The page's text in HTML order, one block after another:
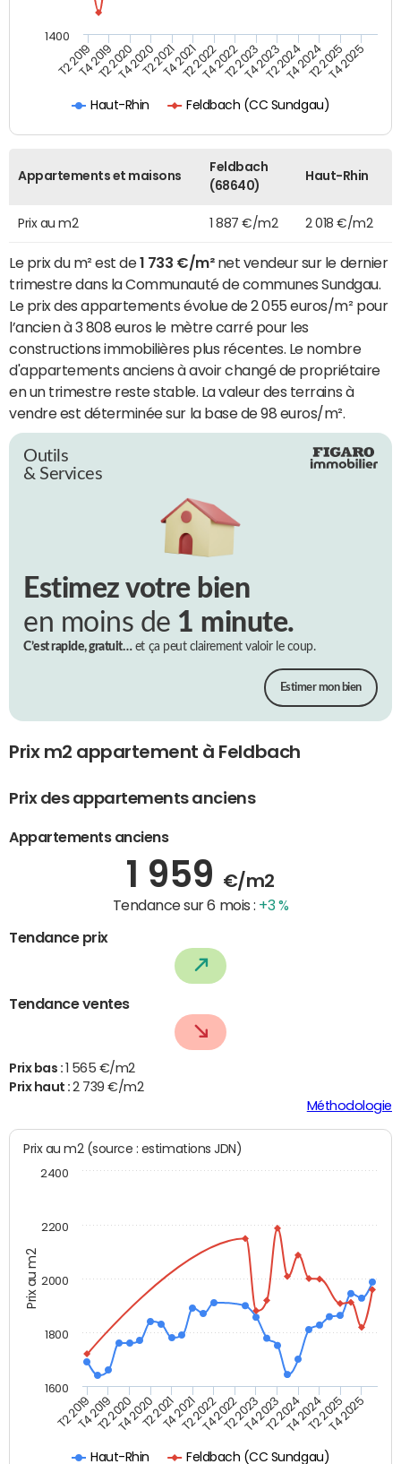
Haut-Rhin Feldbach (CC Sundgau)
T2 2019T4 2019T2 2020T4 2020T2 2021T4 2021T2 2022T4 2022T2 2023T4 2023T2 2024T4 2024T2 2025T4 2025
1400
Appartements et maisons
Feldbach
(68640)
Haut-Rhin
Prix au m2 1 887 €/m2 2 018 €/m2
Le prix du m² est de1 733 €/m²net vendeur sur le dernier
trimestre dans la Communauté de communes Sundgau.
Le prix des appartements évolue de 2 055 euros/m² pour
l’ancien à 3 808 euros le mètre carré pour les
constructions immobilières plus récentes. Le nombre
d'appartements anciens à avoir changé de propriétaire
en un trimestre reste stable. La valeur des terrains à
vendre est déterminée sur la base de 98 euros/m².
Outils
& Services
Estimez votre bien
en moins de 1 minute.
C’est rapide, gratuit…et ça peut clairement valoir le coup.
Estimer mon bien
Prix m2 appartement à Feldbach
Prix des appartements anciens
Appartements anciens
1 959 €/m2
Tendance sur 6 mois : +3 %
Tendance prix
Tendance ventes
Prix bas : 1 565 €/m2
Prix haut :2 739 €/m2
Méthodologie
Prix au m2
Prix au m2 (source : estimations JDN)
Haut-Rhin Feldbach (CC Sundgau)
T2 2019T4 2019T2 2020T4 2020T2 2021T4 2021T2 2022T4 2022T2 2023T4 2023T2 2024T4 2024T2 2025T4 2025
1600
1800
2000
2200
2400